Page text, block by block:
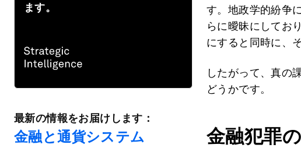
ます。
最新の情報をお届けします：
金融と通貨システム
す。地政学的紛争
らに曖昧にしてお
にすると同時に、
したがって、真の
どうかです。
金融犯罪